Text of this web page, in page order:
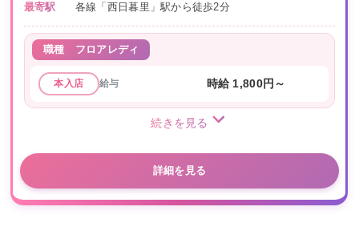
最寄駅
各線「西日暮里」駅から徒歩2分
職種 フロアレディ
本入店 給与 時給 1,800円～
続きを見る
詳細を見る